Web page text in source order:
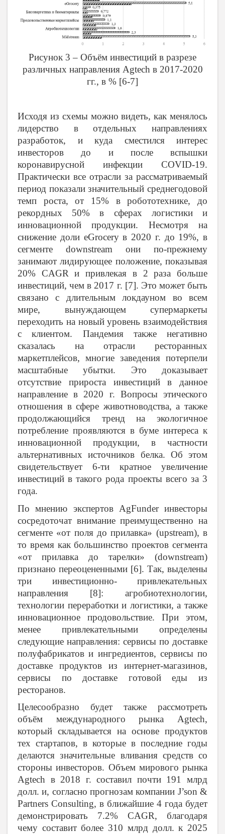
Рисунок 3 – Объём инвестиций в разрезе
различных направления Agtech в 2017-2020
гг., в % [6-7]
Исходя из схемы можно видеть, как менялось
лидерство в отдельных направлениях
разработок, и куда сместился интерес
инвесторов до и после вспышки
коронавирусной инфекции COVID-19.
Практически все отрасли за рассматриваемый
период показали значительный среднегодовой
темп роста, от 15% в робототехнике, до
рекордных 50% в сферах логистики и
инновационной продукции. Несмотря на
снижение доли eGroceryв 2020 г. до 19%, в
сегменте downstream они по-прежнему
занимают лидирующее положение, показывая
20% CAGR и привлекая в 2 раза больше
инвестиций, чем в 2017 г. [7]. Это может быть
связано с длительным локдауном во всем
мире, вынуждающем супермаркеты
переходить на новый уровень взаимодействия
с клиентом. Пандемия также негативно
сказалась на отрасли ресторанных
маркетплейсов, многие заведения потерпели
масштабные убытки. Это доказывает
отсутствие прироста инвестиций в данное
направление в 2020 г. Вопросы этического
отношения в сфере животноводства, а также
продолжающийся тренд на экологичное
потребление проявляются в буме интереса к
инновационной продукции, в частности
альтернативных источников белка. Об этом
свидетельствует 6-ти кратное увеличение
инвестиций в такого рода проекты всего за 3
года.
По мнению экспертов AgFunder инвесторы
сосредоточат внимание преимущественно на
сегменте «от поля до прилавка» (upstream), в
то время как большинство проектов сегмента
«от прилавка до тарелки» (downstream)
признано переоцененными [6]. Так, выделены
три инвестиционно- привлекательных
направления [8]: агробиотехнологии,
технологии переработки и логистики, а также
инновационное продовольствие. При этом,
менее привлекательными определены
следующие направления: сервисы по доставке
полуфабрикатов и ингредиентов, сервисы по
доставке продуктов из интернет-магазинов,
сервисы по доставке готовой еды из
ресторанов.
Целесообразно будет также рассмотреть
объём международного рынка Agtech,
который складывается на основе продуктов
тех стартапов, в которые в последние годы
делаются значительные вливания средств со
стороны инвесторов. Объем мирового рынка
Agtech в 2018 г. составил почти 191 млрд
долл. и, согласно прогнозам компании J’son &
Partners Consulting, в ближайшие 4 года будет
демонстрировать 7.2% CAGR, благодаря
чему составит более 310 млрд долл. к 2025